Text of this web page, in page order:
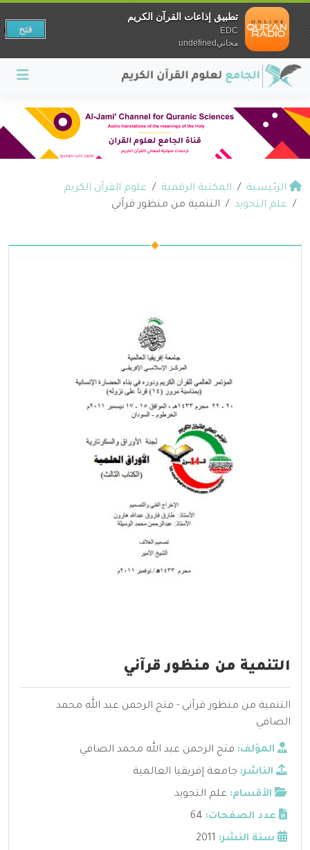
الرئيسية المكتبة الرقمية
علوم القرآن الكريم
علم التجويد
التنمية من منظور قرآني
التنمية من منظور قرآني
التنمية من منظور قرآني - فتح الرحمن عبد الله محمد
الصافي
المؤلف: فتح الرحمن عبد الله محمد الصافي
الناشر: جامعة إفريقيا العالمية
الأقسام: علم التجويد
عدد الصفحات: 64
سنة النشر: 2011
تطبيق إذاعات القرآن الكريم
EDC
مجانيundefined
فتح